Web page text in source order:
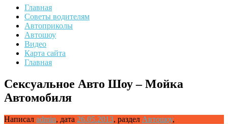
Главная
Советы водителям
Автоприколы
Автошоу
Видео
Карта сайта
Главная
Сексуальное Авто Шоу – Мойка
Автомобиля
Написал admin, дата 26.05.2013, раздел Автошоу,